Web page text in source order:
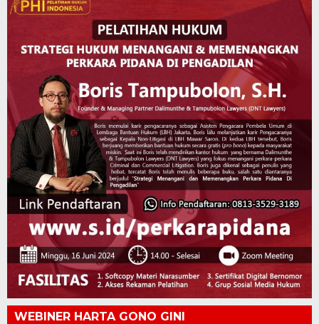
WEBINER HARTA GONO GINI